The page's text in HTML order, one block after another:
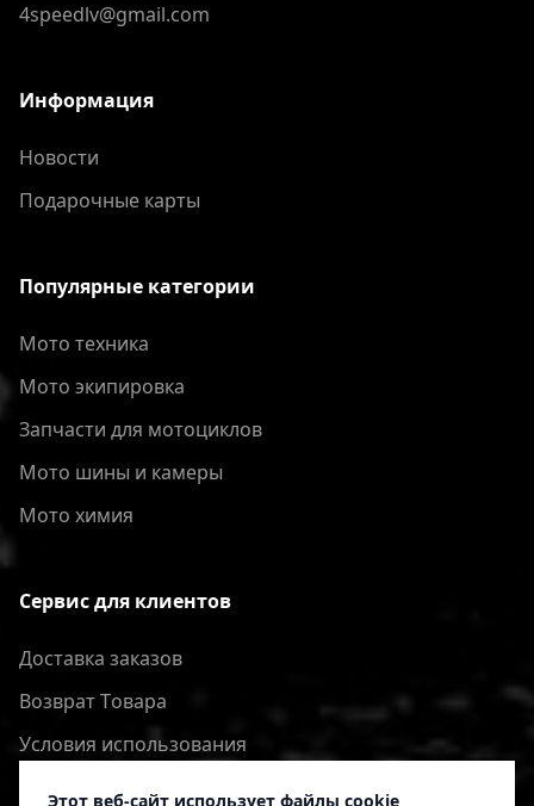
Этот веб-сайт использует файлы cookie
4speedlv@gmail.com
Информация
Новости
Подарочные карты
Популярные категории
Мото техника
Мото экипировка
Запчасти для мотоциклов
Мото шины и камеры
Мото химия
Сервис для клиентов
Доставка заказов
Bозврат Tовара
Условия использования
Политика конфиденциальности